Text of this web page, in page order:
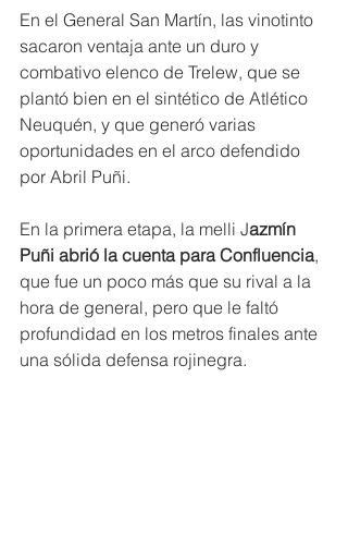
En el General San Martín, las vinotinto
sacaron ventaja ante un duro y
combativo elenco de Trelew, que se
plantó bien en el sintético de Atlético
Neuquén, y que generó varias
oportunidades en el arco defendido
por Abril Puñi.
En la primera etapa, la melli Jazmín
Puñi abrió la cuenta para Confluencia,
que fue un poco más que su rival a la
hora de general, pero que le faltó
profundidad en los metros finales ante
una sólida defensa rojinegra.